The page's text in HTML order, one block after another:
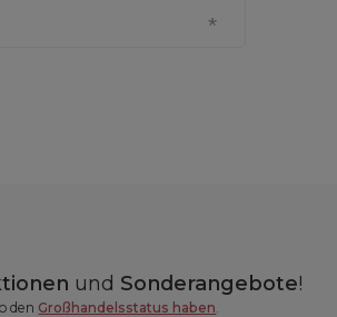
und Sonderangebote!
den Großhandelsstatus haben.